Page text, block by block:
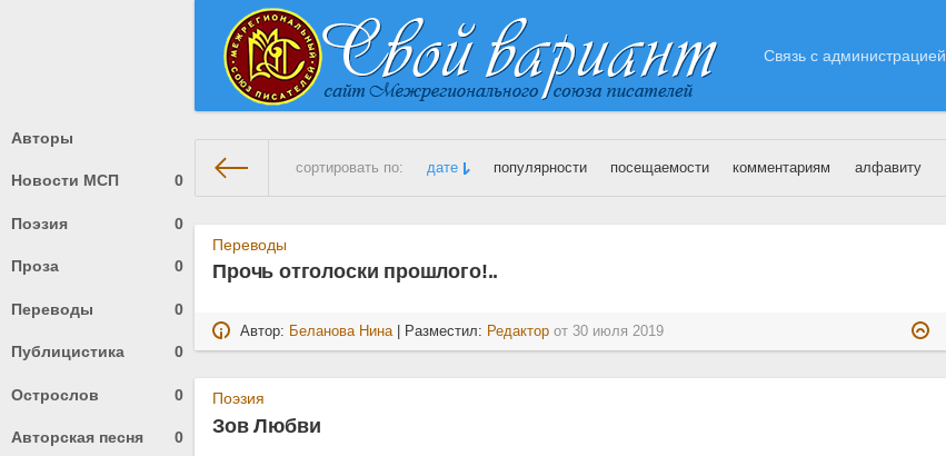
Связь с администрацией
Авторы
Новости МСП 0
Поэзия 0
Проза 0
Переводы 0
Публицистика 0
Острослов 0
Авторская песня 0
сортировать по: дате популярности посещаемости комментариям алфавиту
На главную» Материалы за 30.07.2019
Переводы
Прочь отголоски прошлого!..
Автор: Беланова Нина| Разместил: Редактор от 30 июля 2019
Поэзия
Зов Любви